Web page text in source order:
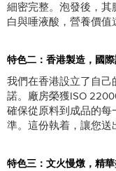
細密完整。泡發後，其
白與唾液酸，營養價值
特色二：香港製造，國
我們在香港設立了自
諾。廠房榮獲ISO
確保從原料到成品的
準。這份執着，讓您送
特色三：文火慢燉，精